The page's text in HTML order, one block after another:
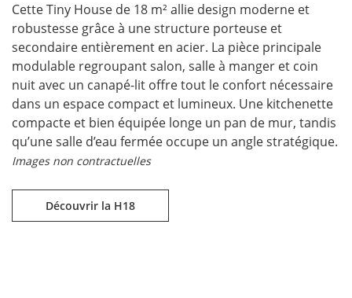
Cette Tiny House de 18 m² allie design moderne et
robustesse grâce à une structure porteuse et
secondaire entièrement en acier. La pièce principale
modulable regroupant salon, salle à manger et coin
nuit avec un canapé-lit offre tout le confort nécessaire
dans un espace compact et lumineux. Une kitchenette
compacte et bien équipée longe un pan de mur, tandis
qu’une salle d’eau fermée occupe un angle stratégique.
Images non contractuelles
Découvrir la H18